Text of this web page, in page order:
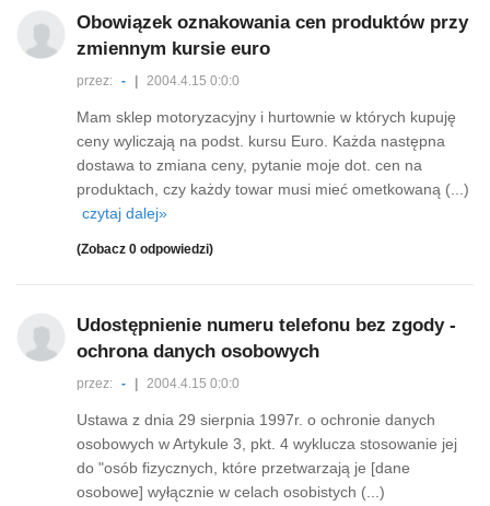
Obowiązek oznakowania cen produktów przy
zmiennym kursie euro
przez: - 2004.4.15 0:0:0
Mam sklep motoryzacyjny i hurtownie w których kupuję
ceny wyliczają na podst. kursu Euro. Każda następna
dostawa to zmiana ceny, pytanie moje dot. cen na
produktach, czy każdy towar musi mieć ometkowaną (...)
czytaj dalej»
(Zobacz 0 odpowiedzi)
Udostępnienie numeru telefonu bez zgody -
ochrona danych osobowych
przez: - 2004.4.15 0:0:0
Ustawa z dnia 29 sierpnia 1997r. o ochronie danych
osobowych w Artykule 3, pkt. 4 wyklucza stosowanie jej
do "osób fizycznych, które przetwarzają je [dane
osobowe] wyłącznie w celach osobistych (...)